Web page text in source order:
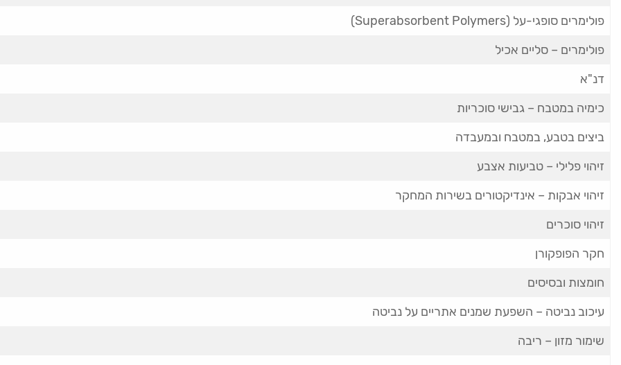
פולימרים סופגי-על (Superabsorbent Polymers)
פולימרים – סליים אכיל
דנ"א
כימיה במטבח – גבישי סוכריות
ביצים בטבע, במטבח ובמעבדה
זיהוי פלילי – טביעות אצבע
זיהוי אבקות – אינדיקטורים בשירות המחקר
זיהוי סוכרים
חקר הפופקורן
חומצות ובסיסים
עיכוב נביטה – השפעת שמנים אתריים על נביטה
שימור מזון – ריבה